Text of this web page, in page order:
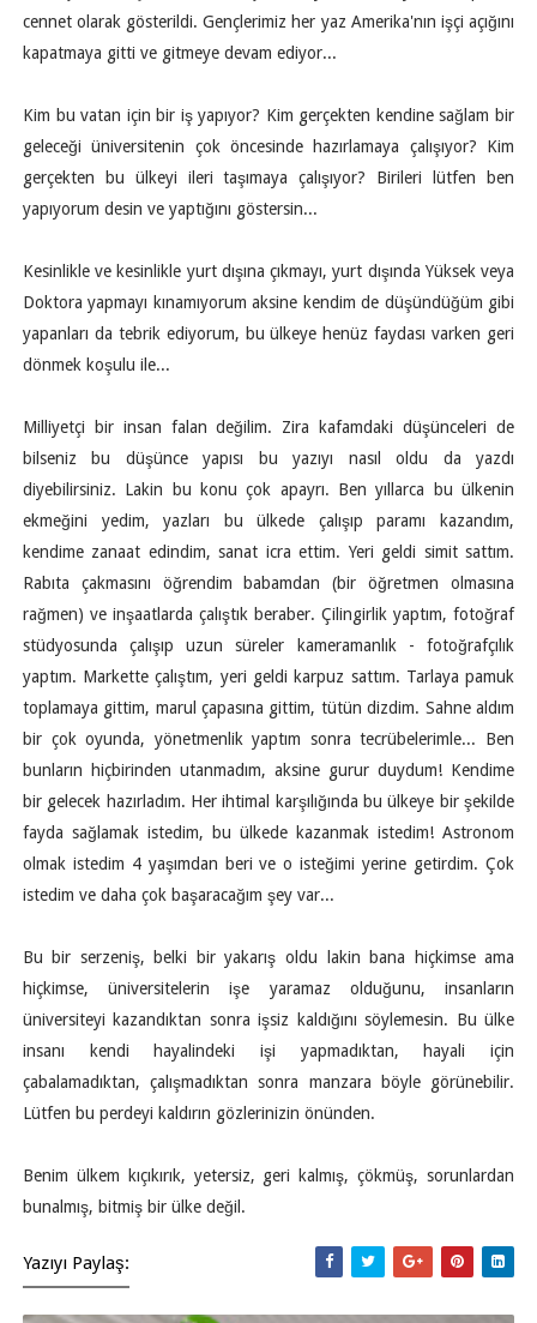
cennet olarak gösterildi. Gençlerimiz her yaz Amerika'nın işçi açığını
kapatmaya gitti ve gitmeye devam ediyor...
Kim bu vatan için bir iş yapıyor? Kim gerçekten kendine sağlam bir
geleceği üniversitenin çok öncesinde hazırlamaya çalışıyor? Kim
gerçekten bu ülkeyi ileri taşımaya çalışıyor? Birileri lütfen ben
yapıyorum desin ve yaptığını göstersin...
Kesinlikle ve kesinlikle yurt dışına çıkmayı, yurt dışında Yüksek veya
Doktora yapmayı kınamıyorum aksine kendim de düşündüğüm gibi
yapanları da tebrik ediyorum, bu ülkeye henüz faydası varken geri
dönmek koşulu ile...
Milliyetçi bir insan falan değilim. Zira kafamdaki düşünceleri de
bilseniz bu düşünce yapısı bu yazıyı nasıl oldu da yazdı
diyebilirsiniz. Lakin bu konu çok apayrı. Ben yıllarca bu ülkenin
ekmeğini yedim, yazları bu ülkede çalışıp paramı kazandım,
kendime zanaat edindim, sanat icra ettim. Yeri geldi simit sattım.
Rabıta çakmasını öğrendim babamdan (bir öğretmen olmasına
rağmen) ve inşaatlarda çalıştık beraber. Çilingirlik yaptım, fotoğraf
stüdyosunda çalışıp uzun süreler kameramanlık - fotoğrafçılık
yaptım. Markette çalıştım, yeri geldi karpuz sattım. Tarlaya pamuk
toplamaya gittim, marul çapasına gittim, tütün dizdim. Sahne aldım
bir çok oyunda, yönetmenlik yaptım sonra tecrübelerimle... Ben
bunların hiçbirinden utanmadım, aksine gurur duydum! Kendime
bir gelecek hazırladım. Her ihtimal karşılığında bu ülkeye bir şekilde
fayda sağlamak istedim, bu ülkede kazanmak istedim! Astronom
olmak istedim 4 yaşımdan beri ve o isteğimi yerine getirdim. Çok
istedim ve daha çok başaracağım şey var...
Bu bir serzeniş, belki bir yakarış oldu lakin bana hiçkimse ama
hiçkimse, üniversitelerin işe yaramaz olduğunu, insanların
üniversiteyi kazandıktan sonra işsiz kaldığını söylemesin. Bu ülke
insanı kendi hayalindeki işi yapmadıktan, hayali için
çabalamadıktan, çalışmadıktan sonra manzara böyle görünebilir.
Lütfen bu perdeyi kaldırın gözlerinizin önünden.
Benim ülkem kıçıkırık, yetersiz, geri kalmış, çökmüş, sorunlardan
bunalmış, bitmiş bir ülke değil.
Yazıyı Paylaş: